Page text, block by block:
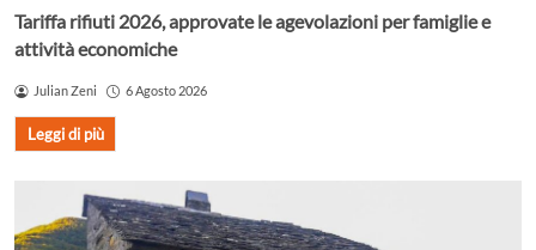
Tariffa rifiuti 2026, approvate le agevolazioni per famiglie e
attività economiche
Julian Zeni 6 Agosto 2026
Leggi di più